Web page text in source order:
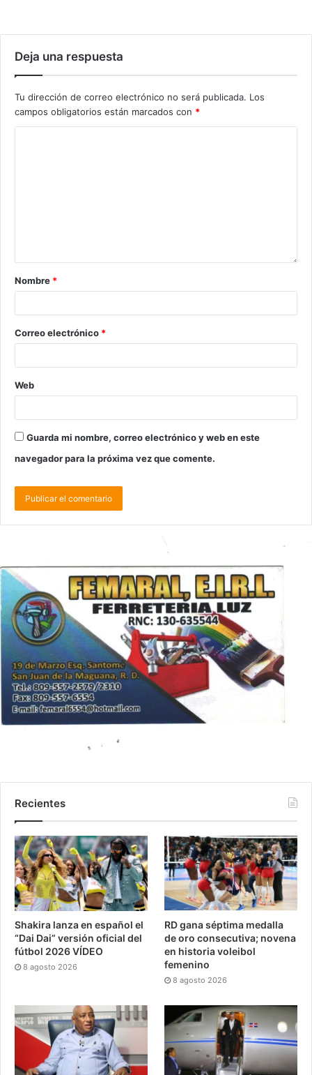
Deja una respuesta
Tu dirección de correo electrónico no será publicada. Los
campos obligatorios están marcados con *
Nombre *
Correo electrónico *
Web
Guarda mi nombre, correo electrónico y web en este
navegador para la próxima vez que comente.
Recientes
Shakira lanza en español el
“Dai Dai” versión oficial del
fútbol 2026 VÍDEO
8 agosto 2026
RD gana séptima medalla
de oro consecutiva; novena
en historia voleibol
femenino
8 agosto 2026